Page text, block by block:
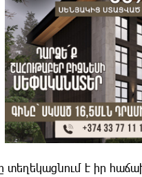
տեղեկացնում է իր